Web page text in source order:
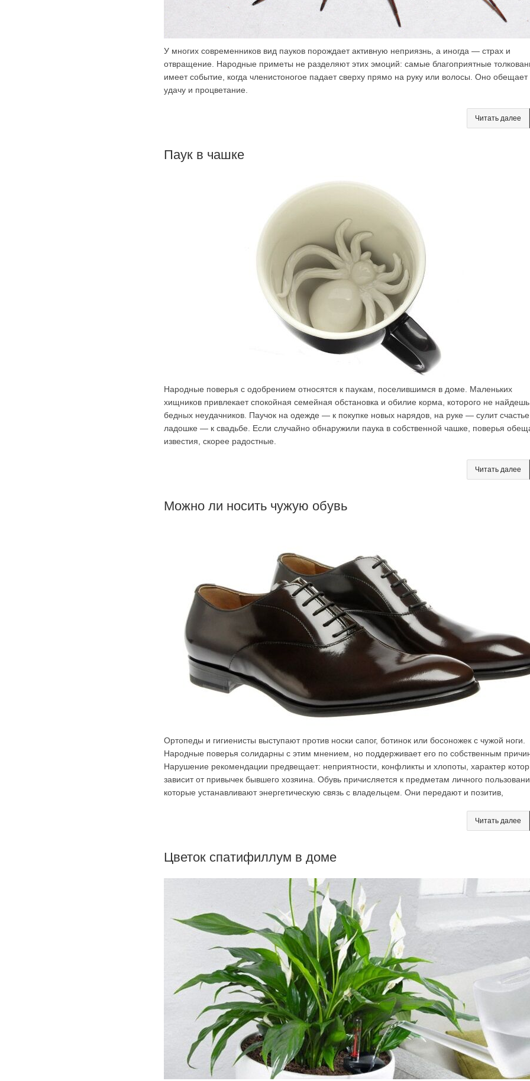
У многих современников вид пауков порождает активную неприязнь, а иногда — страх и
отвращение. Народные приметы не разделяют этих эмоций: самые благоприятные
имеет событие, когда членистоногое падает сверху прямо на руку или волосы. Оно обещает
удачу и процветание.
Читать далее
Паук в чашке
Народные поверья с одобрением относятся к паукам, поселившимся в доме. Маленьких
хищников привлекает спокойная семейная обстановка и обилие корма, которого не
бедных неудачников. Паучок на одежде — к покупке новых нарядов, на руке — сулит
ладошке — к свадьбе. Если случайно обнаружили паука в собственной чашке, поверья
известия, скорее радостные.
Читать далее
Можно ли носить чужую обувь
Ортопеды и гигиенисты выступают против носки сапог, ботинок или босоножек с чужой ноги.
Народные поверья солидарны с этим мнением, но поддерживает его по собственным
Нарушение рекомендации предвещает: неприятности, конфликты и хлопоты, характер
зависит от привычек бывшего хозяина. Обувь причисляется к предметам личного
которые устанавливают энергетическую связь с владельцем. Они передают и позитив,
Читать далее
Цветок спатифиллум в доме